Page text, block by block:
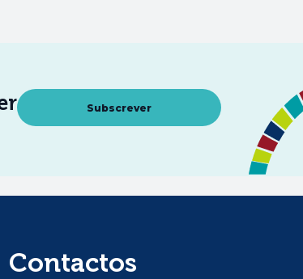
SubscreverAbre num novo separador
Contactos